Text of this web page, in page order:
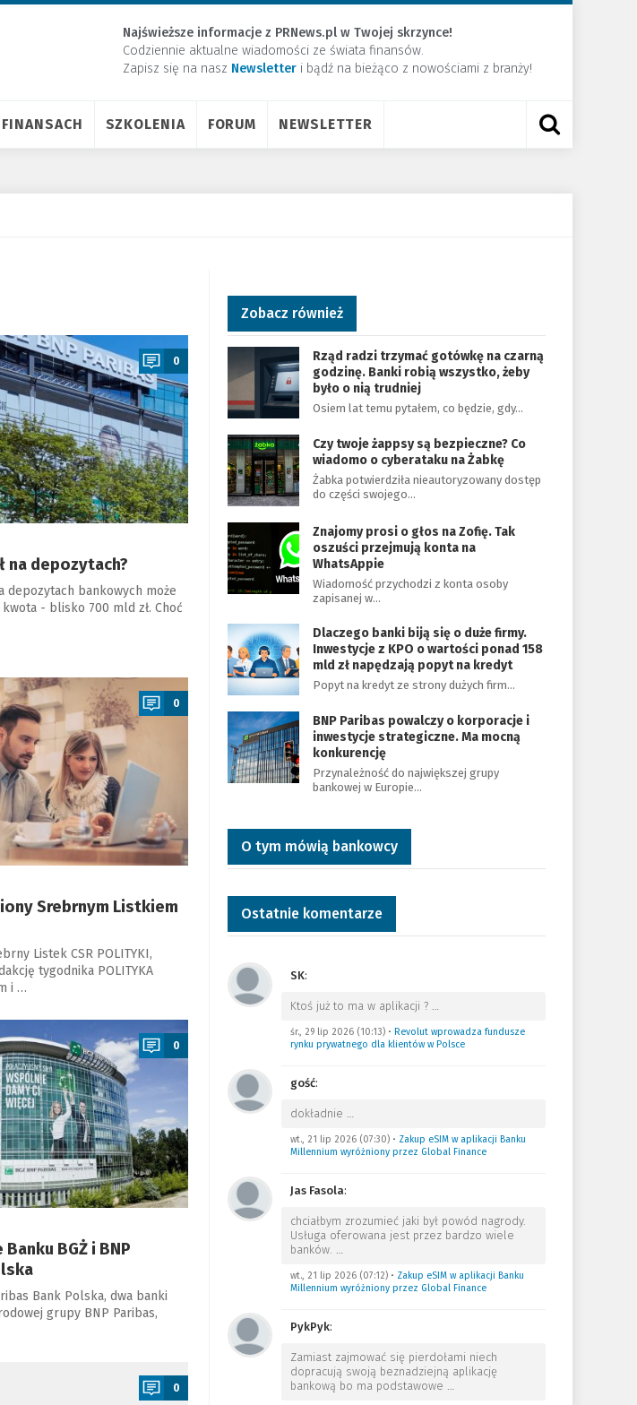
Najświeższe informacje z PRNews.pl w Twojej skrzynce!
Codziennie aktualne wiadomości ze świata finansów.
Zapisz się na nasz Newsletter ​i bądź na bieżąco z nowościami z branży!
SZKOLENIA FORUM NEWSLETTER
0
na depozytach?
depozytach bankowych może
- blisko 700 mld zł. Choć
0
Srebrnym Listkiem
Listek CSR POLITYKI,
tygodnika POLITYKA
i …
0
BGŻ i BNP
Bank Polska, dwa banki
grupy BNP Paribas,
0
Zobacz również
Rząd radzi trzymać gotówkę na czarną
godzinę. Banki robią wszystko, żeby
było o nią trudniej
Osiem lat temu pytałem, co będzie, gdy…
Czy twoje żappsy są bezpieczne? Co
wiadomo o cyberataku na Żabkę
Żabka potwierdziła nieautoryzowany dostęp
do części swojego…
Znajomy prosi o głos na Zofię. Tak
oszuści przejmują konta na
WhatsAppie
Wiadomość przychodzi z konta osoby
zapisanej w…
Dlaczego banki biją się o duże firmy.
Inwestycje z KPO o wartości ponad 158
mld zł napędzają popyt na kredyt
Popyt na kredyt ze strony dużych firm…
BNP Paribas powalczy o korporacje i
inwestycje strategiczne. Ma mocną
konkurencję
Przynależność do największej grupy
bankowej w Europie…
O tym mówią bankowcy
Ostatnie komentarze
SK:
Ktoś już to ma w aplikacji ? …
śr., 29 lip 2026 (10:13)• Revolut wprowadza fundusze
rynku prywatnego dla klientów w Polsce
gość:
dokładnie …
wt., 21 lip 2026 (07:30)• Zakup eSIM w aplikacji Banku
Millennium wyróżniony przez Global Finance
Jas Fasola:
chciałbym zrozumieć jaki był powód nagrody.
Usługa oferowana jest przez bardzo wiele
banków. …
wt., 21 lip 2026 (07:12)• Zakup eSIM w aplikacji Banku
Millennium wyróżniony przez Global Finance
PykPyk:
Zamiast zajmować się pierdołami niech
dopracują swoją beznadziejną aplikację
bankową bo ma podstawowe …